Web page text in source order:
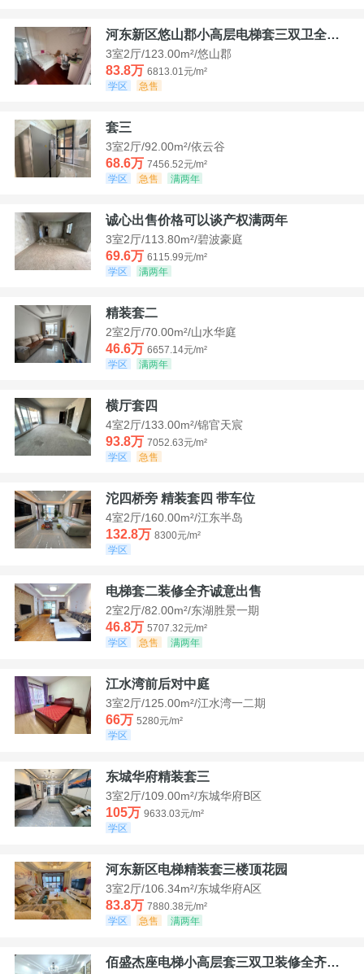
河东新区悠山郡小高层电梯套三双卫全装带家具家电
3室2厅/123.00m²/悠山郡
83.8万 6813.01元/m²
学区
急售
套三
3室2厅/92.00m²/依云谷
68.6万 7456.52元/m²
学区
急售 满两年
诚心出售价格可以谈产权满两年
3室2厅/113.80m²/碧波豪庭
69.6万 6115.99元/m²
学区
满两年
精装套二
2室2厅/70.00m²/山水华庭
46.6万 6657.14元/m²
学区
满两年
横厅套四
4室2厅/133.00m²/锦官天宸
93.8万 7052.63元/m²
学区
急售
沱四桥旁 精装套四 带车位
4室2厅/160.00m²/江东半岛
132.8万 8300元/m²
学区
电梯套二装修全齐诚意出售
2室2厅/82.00m²/东湖胜景一期
46.8万 5707.32元/m²
学区
急售 满两年
江水湾前后对中庭
3室2厅/125.00m²/江水湾一二期
66万 5280元/m²
学区
东城华府精装套三
3室2厅/109.00m²/东城华府B区
105万 9633.03元/m²
学区
河东新区电梯精装套三楼顶花园
3室2厅/106.34m²/东城华府A区
83.8万 7880.38元/m²
学区
急售 满两年
佰盛杰座电梯小高层套三双卫装修全齐诚意出售